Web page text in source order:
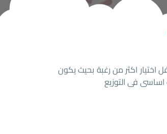
اكثر من رغبة بحيث يكون
اساسى فى التوزيع